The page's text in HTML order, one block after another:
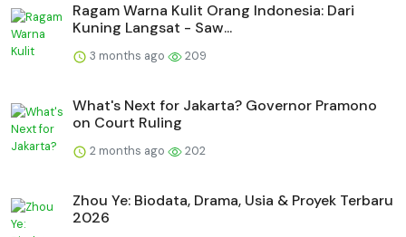
Ragam Warna Kulit Orang Indonesia: Dari
Kuning Langsat - Saw...
3 months ago 209
What's Next for Jakarta? Governor Pramono
on Court Ruling
2 months ago 202
Zhou Ye: Biodata, Drama, Usia & Proyek Terbaru
2026